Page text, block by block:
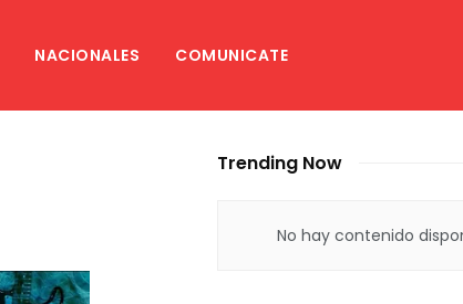
NACIONALES COMUNICATE
Trending Now
No hay contenido